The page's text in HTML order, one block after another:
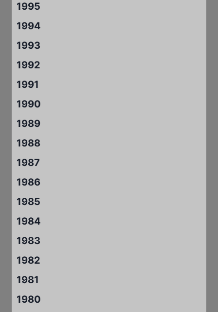
1995
1994
1993
1992
1991
1990
1989
1988
1987
1986
1985
1984
1983
1982
1981
1980